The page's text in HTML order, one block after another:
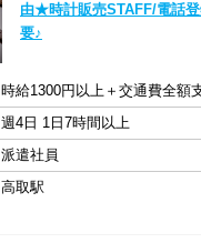
由★時計販売STAFF/電話
要♪
時給1300円以上＋交通費全額
週4日 1日7時間以上
派遣社員
高取駅